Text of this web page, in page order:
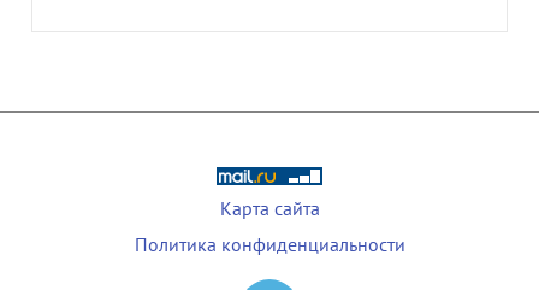
Карта сайта
Политика конфиденциальности